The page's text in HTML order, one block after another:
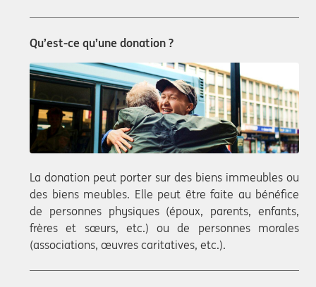
Qu’est-ce qu’une donation ?
La donation peut porter sur des biens immeubles ou
des biens meubles. Elle peut être faite au bénéfice
de personnes physiques (époux, parents, enfants,
frères et sœurs, etc.) ou de personnes morales
(associations, œuvres caritatives, etc.).